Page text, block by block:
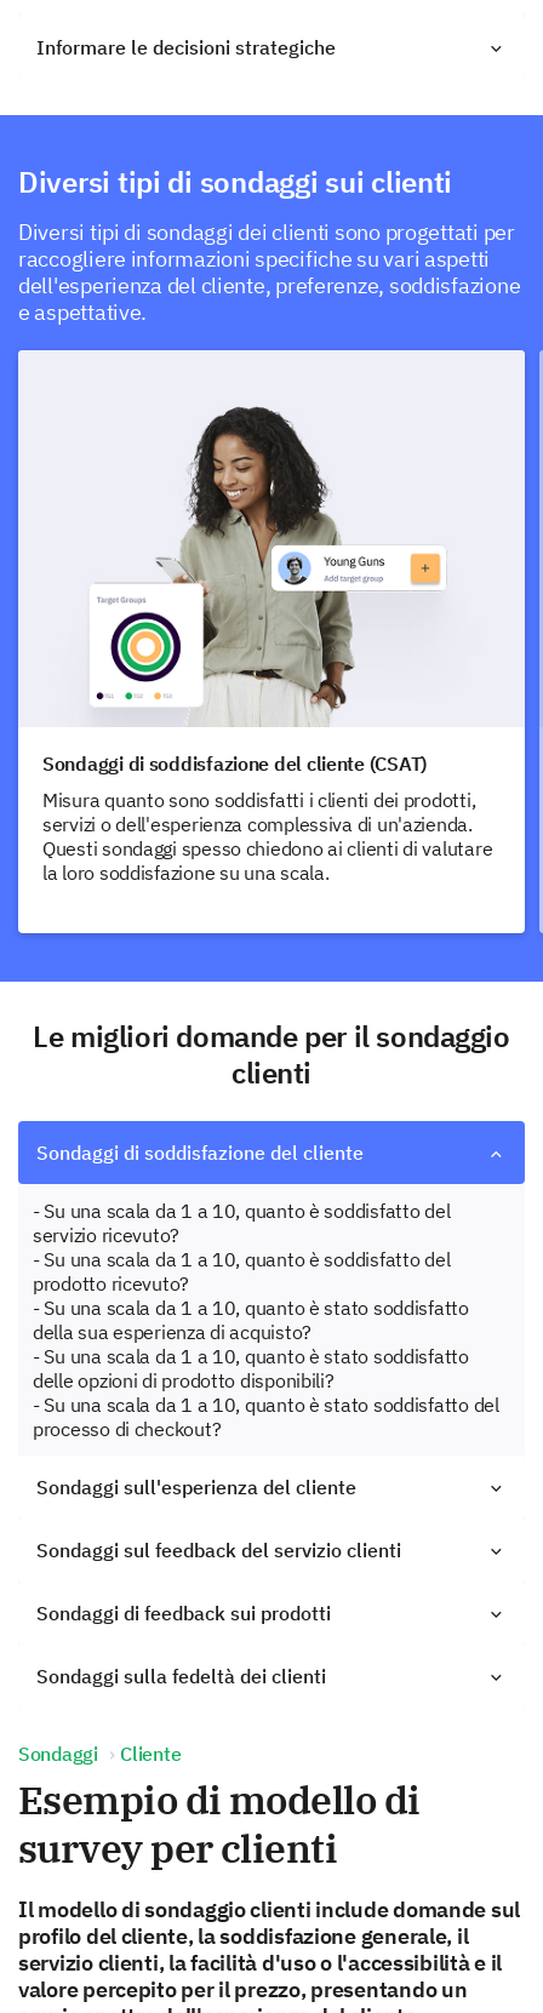
Informare le decisioni strategiche
Diversi tipi di sondaggi sui clienti
Diversi tipi di sondaggi dei clienti sono progettati per
raccogliere informazioni specifiche su vari aspetti
dell'esperienza del cliente, preferenze, soddisfazione
e aspettative.
Sondaggi di soddisfazione del cliente (CSAT)
Misura quanto sono soddisfatti i clienti dei prodotti,
servizi o dell'esperienza complessiva di un'azienda.
Questi sondaggi spesso chiedono ai clienti di valutare
la loro soddisfazione su una scala.
Le migliori domande per il sondaggio
clienti
Sondaggi di soddisfazione del cliente
- Su una scala da 1 a 10, quanto è soddisfatto del
servizio ricevuto?
- Su una scala da 1 a 10, quanto è soddisfatto del
prodotto ricevuto?
- Su una scala da 1 a 10, quanto è stato soddisfatto
della sua esperienza di acquisto?
- Su una scala da 1 a 10, quanto è stato soddisfatto
delle opzioni di prodotto disponibili?
- Su una scala da 1 a 10, quanto è stato soddisfatto del
processo di checkout?
Sondaggi sull'esperienza del cliente
Sondaggi sul feedback del servizio clienti
Sondaggi di feedback sui prodotti
Sondaggi sulla fedeltà dei clienti
Sondaggi Cliente
Esempio di modello di
survey per clienti
Il modello di sondaggio clienti include domande sul
profilo del cliente, la soddisfazione generale, il
servizio clienti, la facilità d'uso o l'accessibilità e il
valore percepito per il prezzo, presentando un